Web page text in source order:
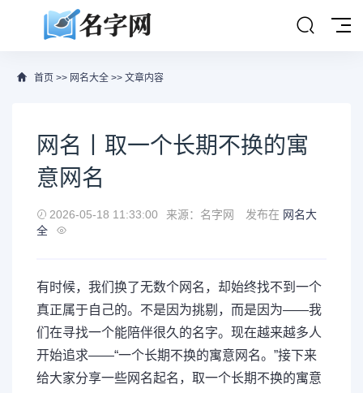
首页 >> 网名大全 >> 文章内容
网名丨取一个长期不换的寓
意网名
2026-05-18 11:33:00 来源：名字网 发布在 网名大
全
有时候，我们换了无数个网名，却始终找不到一个
真正属于自己的。不是因为挑剔，而是因为——我
们在寻找一个能陪伴很久的名字。现在越来越多人
开始追求——“一个长期不换的寓意网名。”接下来
给大家分享一些网名起名，取一个长期不换的寓意